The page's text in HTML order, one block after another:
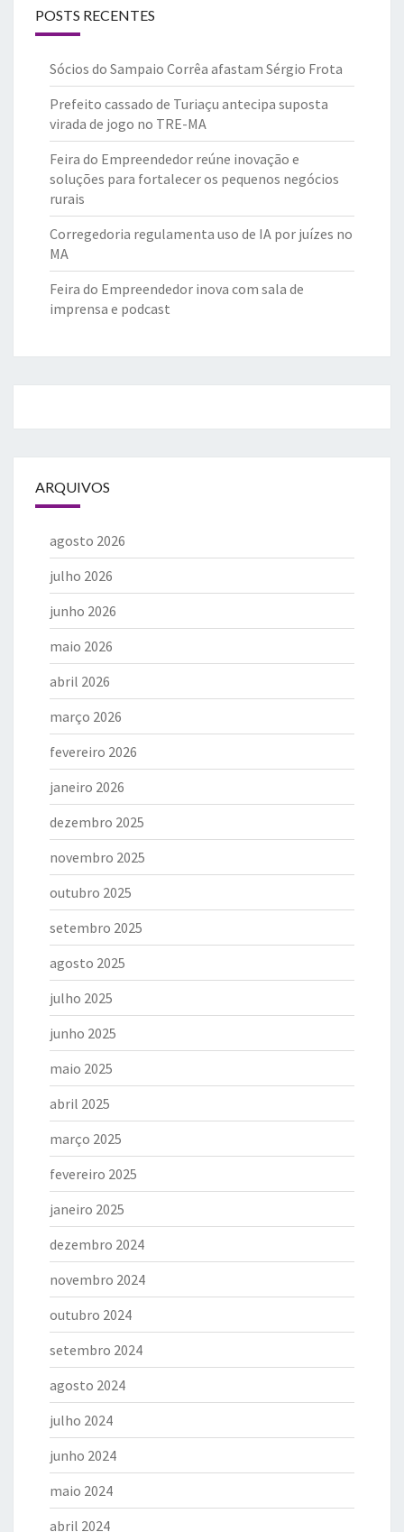
POSTS RECENTES
Sócios do Sampaio Corrêa afastam Sérgio Frota
Prefeito cassado de Turiaçu antecipa suposta
virada de jogo no TRE-MA
Feira do Empreendedor reúne inovação e
soluções para fortalecer os pequenos negócios
rurais
Corregedoria regulamenta uso de IA por juízes no
MA
Feira do Empreendedor inova com sala de
imprensa e podcast
ARQUIVOS
agosto 2026
julho 2026
junho 2026
maio 2026
abril 2026
março 2026
fevereiro 2026
janeiro 2026
dezembro 2025
novembro 2025
outubro 2025
setembro 2025
agosto 2025
julho 2025
junho 2025
maio 2025
abril 2025
março 2025
fevereiro 2025
janeiro 2025
dezembro 2024
novembro 2024
outubro 2024
setembro 2024
agosto 2024
julho 2024
junho 2024
maio 2024
abril 2024